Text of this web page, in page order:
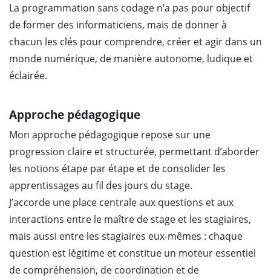
La programmation sans codage n’a pas pour objectif
de former des informaticiens, mais de donner à
chacun les clés pour comprendre, créer et agir dans un
monde numérique, de manière autonome, ludique et
éclairée.
Approche pédagogique
Mon approche pédagogique repose sur une
progression claire et structurée, permettant d’aborder
les notions étape par étape et de consolider les
apprentissages au fil des jours du stage.
J’accorde une place centrale aux questions et aux
interactions entre le maître de stage et les stagiaires,
mais aussi entre les stagiaires eux-mêmes : chaque
question est légitime et constitue un moteur essentiel
de compréhension, de coordination et de